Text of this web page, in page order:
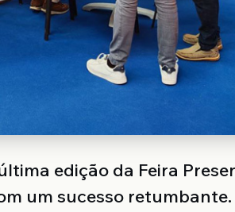
edição da Feira
um sucesso retumbante.